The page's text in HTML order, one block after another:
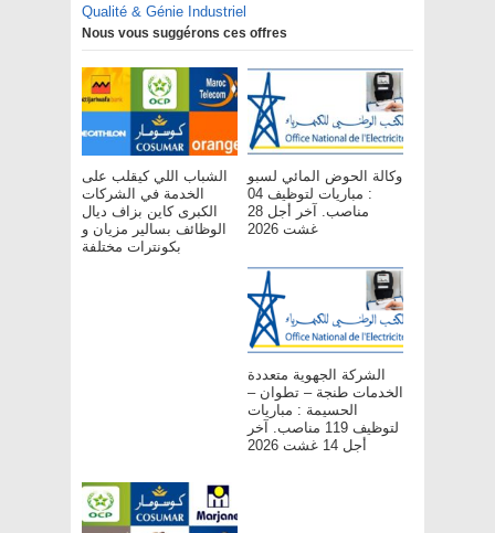
Qualité & Génie Industriel
Nous vous suggérons ces offres
الشباب اللي كيقلب على
الخدمة في الشركات
الكبرى كاين بزاف ديال
الوظائف بسالير مزيان و
بكونترات مختلفة
وكالة الحوض المائي لسبو
: مباريات لتوظيف 04
مناصب. آخر أجل 28
غشت 2026
الشركة الجهوية متعددة
الخدمات طنجة – تطوان –
الحسيمة : مباريات
لتوظيف 119 مناصب. آخر
أجل 14 غشت 2026